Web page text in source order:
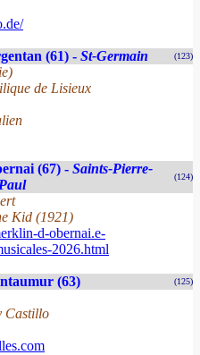
(61) - St-Germain (123)
de Lisieux
(67) - Saints-Pierre-
(124)
Kid (1921)
d-obernai.e-
2026.html
(63) (125)
Castillo